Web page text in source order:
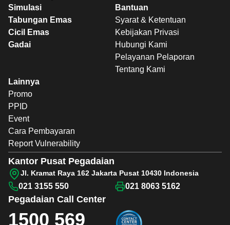
Simulasi
Tabungan Emas
Cicil Emas
Gadai
Bantuan
Syarat & Ketentuan
Kebijakan Privasi
Hubungi Kami
Pelayanan Pelaporan
Tentang Kami
Lainnya
Promo
PPID
Event
Cara Pembayaran
Report Vulnerability
Pegadaian Call Center
1500 569
Kantor Pusat Pegadaian
Jl. Kramat Raya 162 Jakarta Pusat 10430 Indonesia
021 3155 550 021 8063 5162